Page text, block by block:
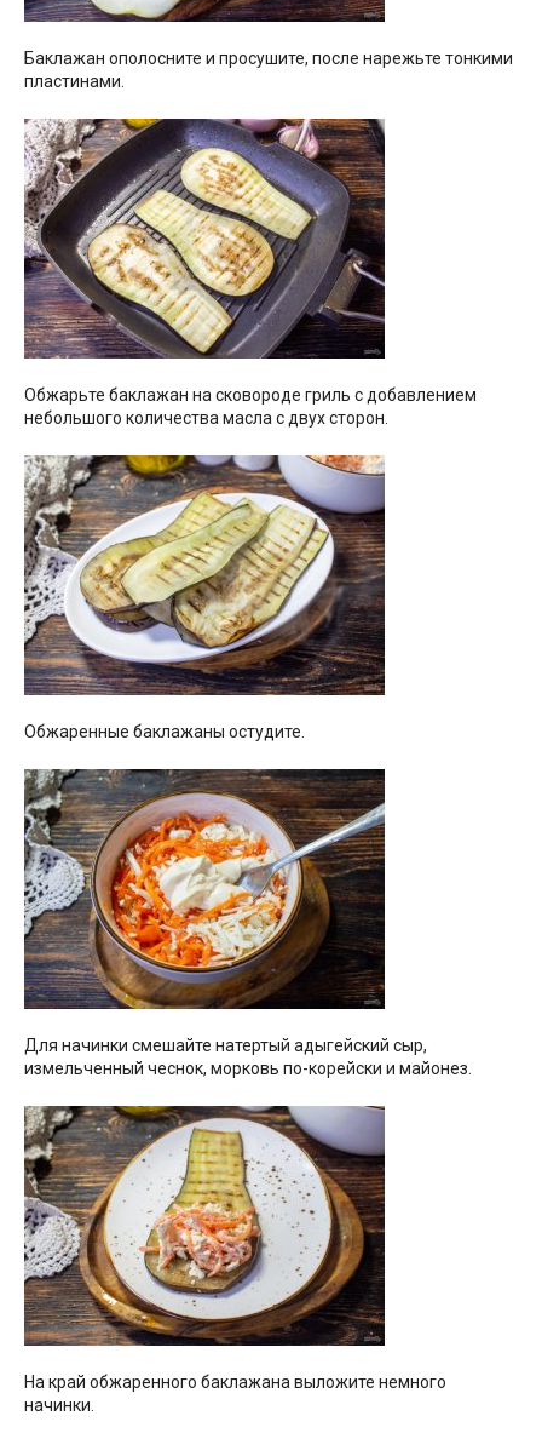
Баклажан ополосните и просушите, после нарежьте тонкими
пластинами.
Обжарьте баклажан на сковороде гриль с добавлением
небольшого количества масла с двух сторон.
Обжаренные баклажаны остудите.
Для начинки смешайте натертый адыгейский сыр,
измельченный чеснок, морковь по-корейски и майонез.
На край обжаренного баклажана выложите немного
начинки.